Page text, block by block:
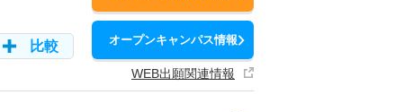
比較 オープンキャンパス情報
WEB出願関連情報